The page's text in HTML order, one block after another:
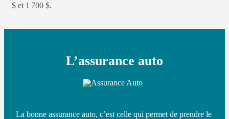
$ et 1 700 $.
L’assurance auto
La bonne assurance auto, c’est celle qui permet de prendre le